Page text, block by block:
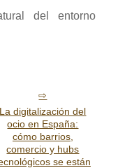
del entorno
La digitalización del
ocio en España:
cómo barrios,
comercio y hubs
se están